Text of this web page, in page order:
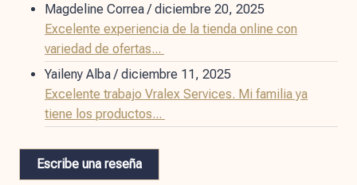
Magdeline Correa /diciembre 20, 2025
Excelente experiencia de la tienda online con
variedad de ofertas...
Yaileny Alba /diciembre 11, 2025
Excelente trabajo Vralex Services. Mi familia ya
tiene los productos...
Escribe una reseña